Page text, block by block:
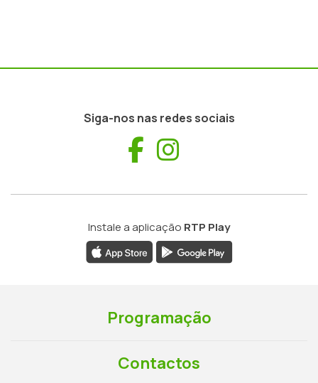
Siga-nos nas redes sociais
Facebook
Instale a aplicação RTP Play
Programação
Contactos